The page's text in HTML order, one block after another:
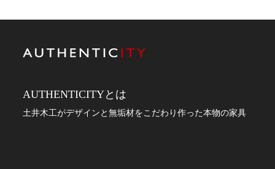
AUTHENTICITYとは
土井木工がデザインと無垢材をこだわり作った本物の家具